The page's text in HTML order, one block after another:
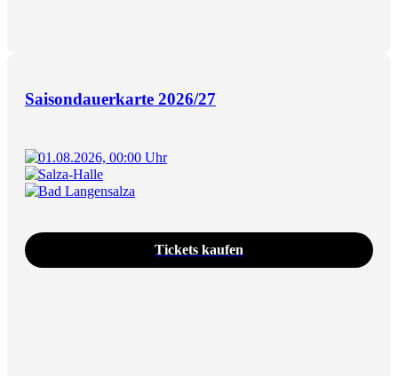
Saisondauerkarte 2026/27
01.08.2026, 00:00 Uhr
Salza-Halle
Bad Langensalza
Tickets kaufen